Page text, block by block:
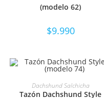
(modelo 62)
$9.990
SELECCIONAR OPCIONES
Dachshund Salchicha
Tazón Dachshund Style